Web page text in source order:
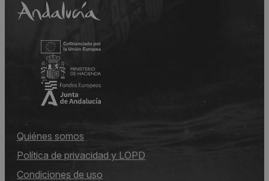
Quiénes somos
Política de privacidad y LOPD
Condiciones de uso